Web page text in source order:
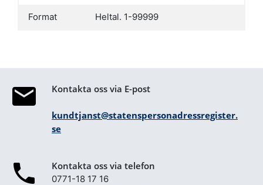
Format Heltal. 1-99999
Kontakta oss via E-post
kundtjanst@statenspersonadressregister.
se
Kontakta oss via telefon
0771-18 17 16